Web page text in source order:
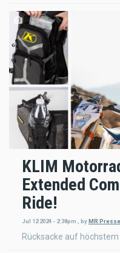
KLIM
Extended
Ride!
Jul 12 2024 - 2:38pm byMR Presse
Rücksacke auf höchstem